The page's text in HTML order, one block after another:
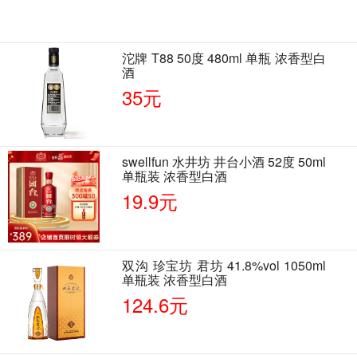
沱牌 T88 50度 480ml 单瓶 浓香型白
酒
35元
swellfun 水井坊 井台小酒 52度 50ml
单瓶装 浓香型白酒
19.9元
双沟 珍宝坊 君坊 41.8%vol 1050ml
单瓶装 浓香型白酒
124.6元